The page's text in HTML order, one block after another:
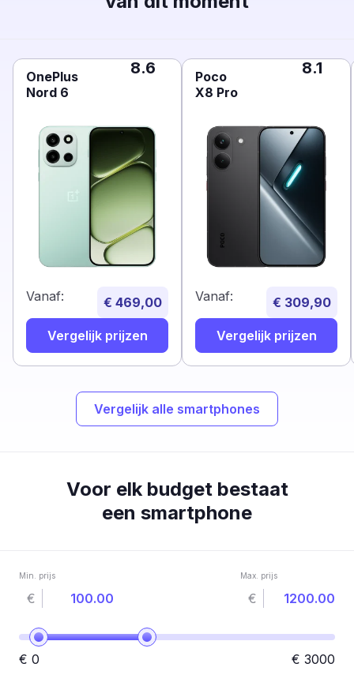
OnePlus
Nord 6
8.6
Vanaf: € 469,00
Vergelijk prijzen
Poco
X8 Pro
8.1
Vanaf: € 309,90
Vergelijk prijzen
Vergelijk alle smartphones
Voor elk budget bestaat
een smartphone
Min. prijs
€
Max. prijs
€
€ 0 € 3000